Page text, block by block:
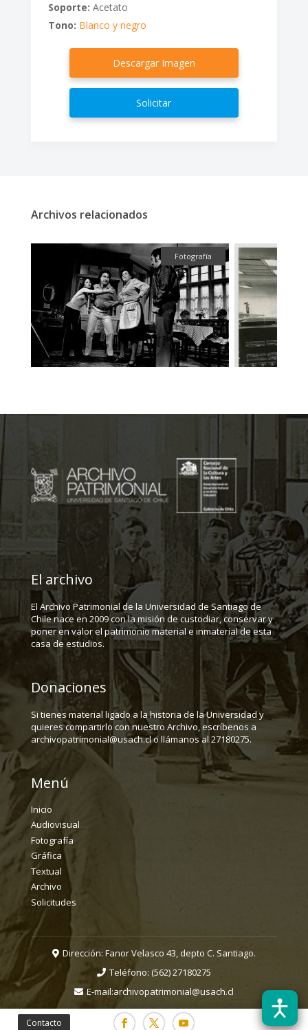
Contacto
Soporte: Acetato
Tono: Blanco y negro
Descargar Imagen
Solicitar
Archivos relacionados
Fotografía
El archivo
El Archivo Patrimonial de la Universidad de Santiago de
Chile nace en 2009 con la misión de custodiar, conservar y
poner en valor el patrimonio material e inmaterial de esta
casa de estudios.
Donaciones
Si tienes material ligado a la historia de la Universidad y
quieres compartirlo con nuestro Archivo, escríbenos a
archivopatrimonial@usach.cl o llámanos al 27180275.
Menú
Inicio
Audiovisual
Fotografía
Gráfica
Textual
Archivo
Solicitudes
Dirección: Fanor Velasco 43, depto C. Santiago.
Teléfono: (562) 27180275
E-mail:archivopatrimonial@usach.cl